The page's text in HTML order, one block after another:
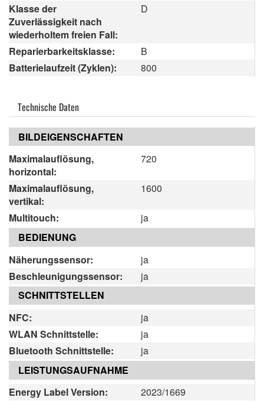
Klasse der
Zuverlässigkeit nach
wiederholtem freien Fall:
D
Reparierbarkeitsklasse:
B
Batterielaufzeit (Zyklen):
800
Technische Daten
BILDEIGENSCHAFTEN
Maximalauflösung,
horizontal:
720
Maximalauflösung,
vertikal:
1600
Multitouch:
ja
BEDIENUNG
Näherungssensor:
ja
Beschleunigungssensor:
ja
SCHNITTSTELLEN
NFC:
ja
WLAN Schnittstelle:
ja
Bluetooth Schnittstelle:
ja
LEISTUNGSAUFNAHME
Energy Label Version:
2023/1669